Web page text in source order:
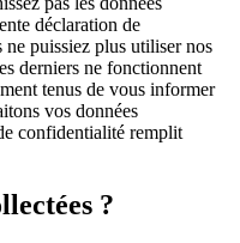
déclaration de
puissiez plus utiliser nos
derniers ne fonctionnent
tenus de vous informer
vos données
confidentialité remplit
?